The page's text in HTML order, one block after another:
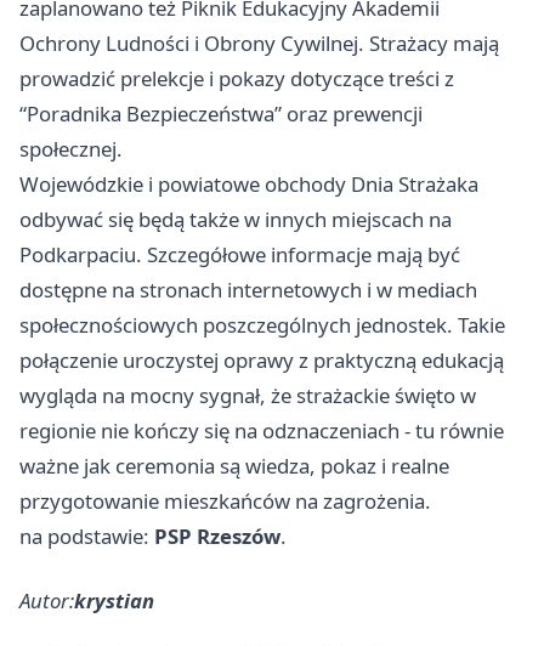
zaplanowano też Piknik Edukacyjny Akademii
Ochrony Ludności i Obrony Cywilnej. Strażacy mają
prowadzić prelekcje i pokazy dotyczące treści z
“Poradnika Bezpieczeństwa” oraz prewencji
społecznej.
Wojewódzkie i powiatowe obchody Dnia Strażaka
odbywać się będą także w innych miejscach na
Podkarpaciu. Szczegółowe informacje mają być
dostępne na stronach internetowych i w mediach
społecznościowych poszczególnych jednostek. Takie
połączenie uroczystej oprawy z praktyczną edukacją
wygląda na mocny sygnał, że strażackie święto w
regionie nie kończy się na odznaczeniach - tu równie
ważne jak ceremonia są wiedza, pokaz i realne
przygotowanie mieszkańców na zagrożenia.
na podstawie: PSP Rzeszów.
Autor:krystian